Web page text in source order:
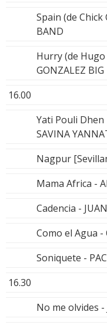
Spain (de Chick
BAND
Hurry (de Hugo
GONZALEZ
16.00
Yati Pouli Dhen
SAVINA
Nagpur
Mama Africa -
Cadencia -
Como el Agua -
Soniquete -
16.30
No me olvides -